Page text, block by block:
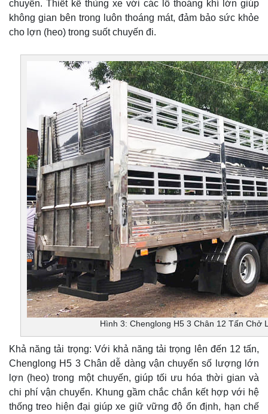
chuyển. Thiết kế thùng xe với các lỗ thoáng khí lớn giúp
không gian bên trong luôn thoáng mát, đảm bảo sức khỏe
cho lợn (heo) trong suốt chuyến đi.
Hình 3: Chenglong H5 3 Chân 12 Tấn Chở
Khả năng tải trọng: Với khả năng tải trọng lên đến 12 tấn,
Chenglong H5 3 Chân dễ dàng vận chuyển số lượng lớn
lợn (heo) trong một chuyến, giúp tối ưu hóa thời gian và
chi phí vận chuyển. Khung gầm chắc chắn kết hợp với hệ
thống treo hiện đại giúp xe giữ vững độ ổn định, hạn chế